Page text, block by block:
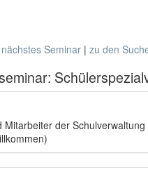
nächstes Seminar | zu den
Mitarbeiter der